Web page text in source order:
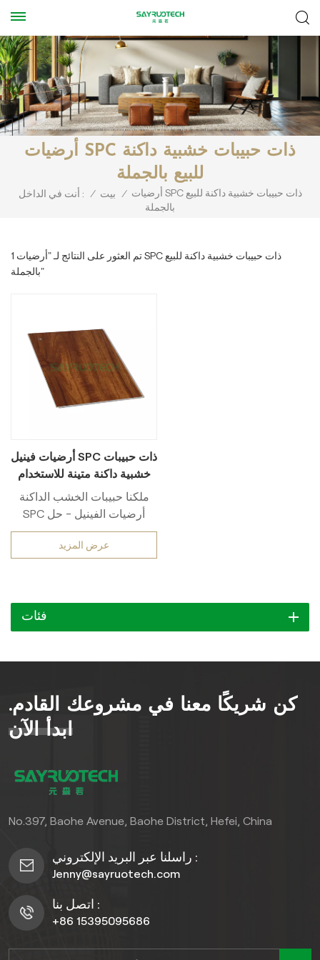
أرضيات SPC ذات حبيبات خشبية داكنة
للبيع بالجملة
أنت في الداخل : / بيت / أرضيات SPC ذات حبيبات خشبية داكنة للبيع
بالجملة
1 تم العثور على النتائج لـ "أرضيات SPC ذات حبيبات خشبية داكنة للبيع
بالجملة"
أرضيات فينيل SPC ذات حبيبات
خشبية داكنة متينة للاستخدام
التجاري والمشاريع السكنية
بالجملة
ملكنا حبيبات الخشب الداكنة
SPC أرضيات الفينيل - حل
أرضيات من الدرجة الأولى،
مصمم لتعدد الاستخدامات
درجة تجارية متينة الأداء، مما
يجعله مناسبًا تمامًا لـ بالجملة
الخشب الداكنة يضفي الطلاء
مظهرًا متطورًا وخالدًا على أي
بيئة، في حين أن الطبقة القوية
التآكل والرطوبة والصدمات
اليومية. سواء كنت تبحث عن
الاحتياجات، تجهيز تجاري مكان
الأرضيات بين الأناقة والمتانة
والعملية لتلبية المتطلبات
عرض المزيد
فئات
كن شريكًا معنا في مشروعك القادم.
ابدأ الآن
No.397, Baohe Avenue, Baohe District, Hefei, China
راسلنا عبر البريد الإلكتروني :
Jenny@sayruotech.com
اتصل بنا :
+86 15395095686